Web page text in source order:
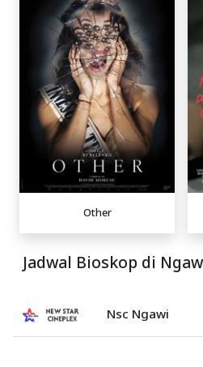
Other
Jadwal Bioskop di
Nsc Ngawi